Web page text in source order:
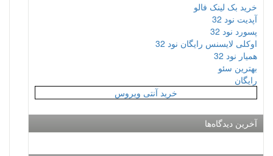
خرید بک لینک فالو
آپدیت نود 32
پسورد نود 32
اوکلی لایسنس رایگان نود 32
همیار نود 32
بهترین سئو
رایگان
خرید آنتی ویروس
آخرین دیدگاه‌ها